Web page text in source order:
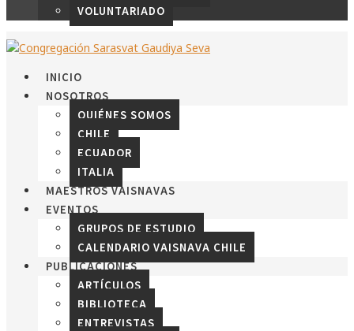
VOLUNTARIADO
INICIO
NOSOTROS
QUIÉNES SOMOS
CHILE
ECUADOR
ITALIA
MAESTROS VAISNAVAS
EVENTOS
GRUPOS DE ESTUDIO
CALENDARIO VAISNAVA CHILE
PUBLICACIONES
ARTÍCULOS
BIBLIOTECA
ENTREVISTAS